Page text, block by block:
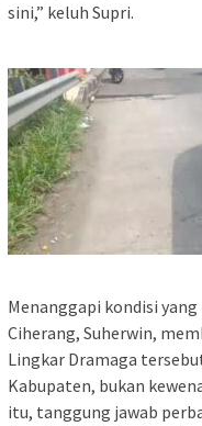
sini,” keluh Supri.
‎Menanggapi kondisi
Ciherang, Suherwin,
Lingkar Dramaga
Kabupaten, bukan
itu, tanggung jawab